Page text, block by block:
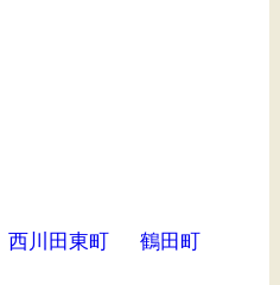
西川田東町 鶴田町